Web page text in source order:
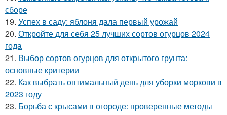
сборе
19. Успех в саду: яблоня дала первый урожай
20. Откройте для себя 25 лучших сортов огурцов 2024
года
21. Выбор сортов огурцов для открытого грунта:
основные критерии
22. Как выбрать оптимальный день для уборки моркови в
2023 году
23. Борьба с крысами в огороде: проверенные методы